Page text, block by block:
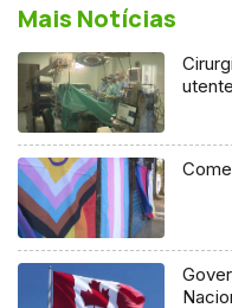
Mais Notícias